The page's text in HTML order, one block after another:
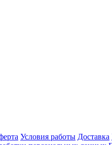
Условия работы Доставка